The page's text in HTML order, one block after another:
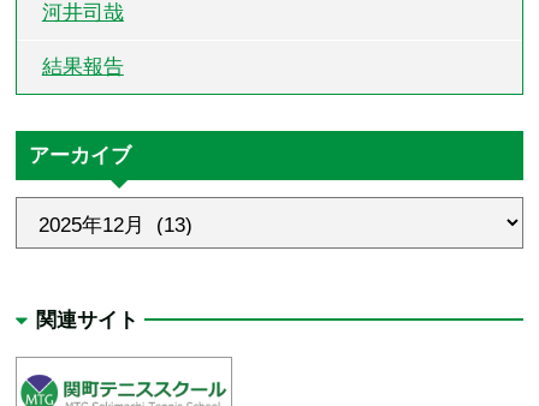
河井司哉
結果報告
アーカイブ
関連サイト